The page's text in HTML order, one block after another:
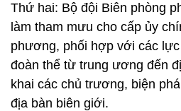
Thứ hai: Bộ đội Biên phòng
làm tham mưu cho cấp ủy
phương, phối hợp với các
đoàn thể từ trung ương đến
khai các chủ trương, biện
địa bàn biên giới.